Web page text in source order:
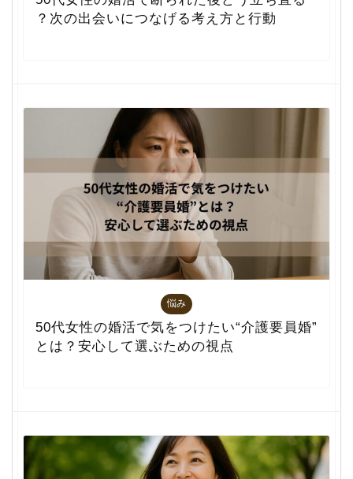
？次の出会いにつなげる考え方と行動
悩み
50代女性の婚活で気をつけたい“介護要員婚”
とは？安心して選ぶための視点